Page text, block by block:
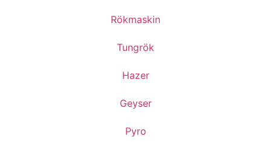
Rökmaskin
Tungrök
Hazer
Geyser
Pyro